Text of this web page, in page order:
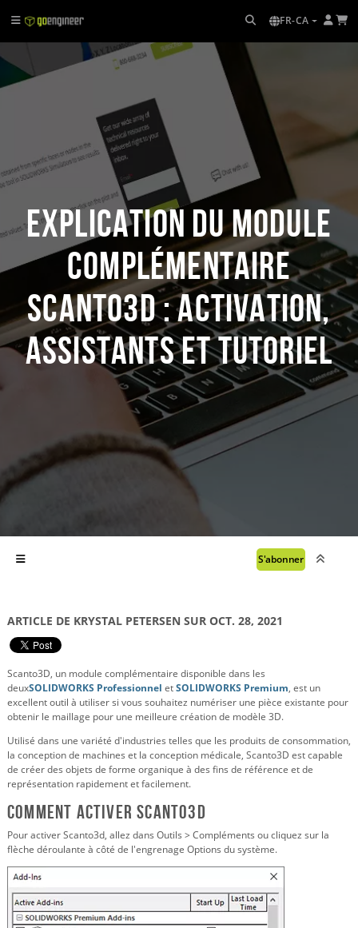
FR-CA
Explication du module
complémentaire
Scanto3D : activation,
assistants et tutoriel
S'abonner
ARTICLE DE KRYSTAL PETERSEN SUR OCT. 28, 2021
Scanto3D, un module complémentaire disponible dans les
deuxSOLIDWORKS Professionnel etSOLIDWORKS Premium, est un
excellent outil à utiliser si vous souhaitez numériser une pièce existante pour
obtenir le maillage pour une meilleure création de modèle 3D.
Utilisé dans une variété d'industries telles que les produits de consommation,
la conception de machines et la conception médicale, Scanto3D est capable
de créer des objets de forme organique à des fins de référence et de
représentation rapidement et facilement.
Comment activer Scanto3d
Pour activer Scanto3d, allez dans Outils > Compléments ou cliquez sur la
flèche déroulante à côté de l'engrenage Options du système.